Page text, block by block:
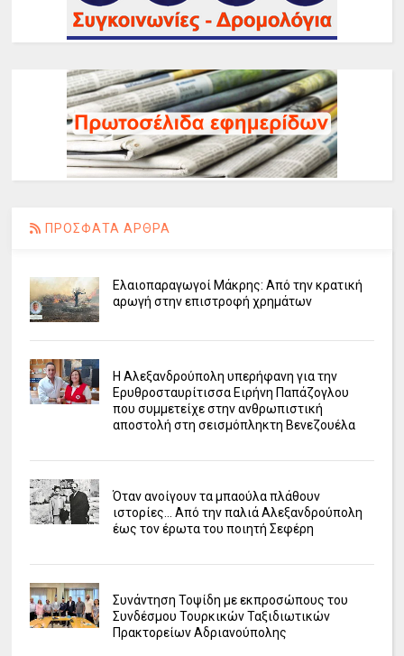
ΠΡΟΣΦΑΤΑ ΑΡΘΡΑ
Ελαιοπαραγωγοί Μάκρης: Από την κρατική
αρωγή στην επιστροφή χρημάτων
Η Αλεξανδρούπολη υπερήφανη για την
Ερυθροσταυρίτισσα Ειρήνη Παπάζογλου
που συμμετείχε στην ανθρωπιστική
αποστολή στη σεισμόπληκτη Βενεζουέλα
Όταν ανοίγουν τα μπαούλα πλάθουν
ιστορίες... Από την παλιά Αλεξανδρούπολη
έως τον έρωτα του ποιητή Σεφέρη
Συνάντηση Τοψίδη με εκπροσώπους του
Συνδέσμου Τουρκικών Ταξιδιωτικών
Πρακτορείων Αδριανούπολης